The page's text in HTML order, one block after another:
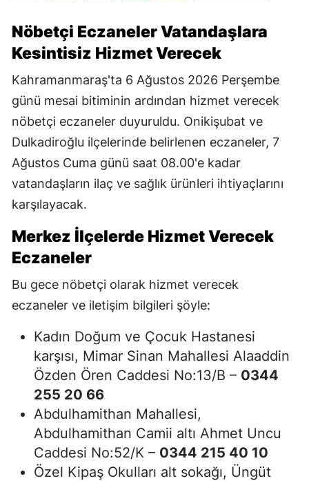
Nöbetçi Eczaneler Vatandaşlara
Kesintisiz Hizmet Verecek
Kahramanmaraş'ta 6 Ağustos 2026 Perşembe
günü mesai bitiminin ardından hizmet verecek
nöbetçi eczaneler duyuruldu. Onikişubat ve
Dulkadiroğlu ilçelerinde belirlenen eczaneler, 7
Ağustos Cuma günü saat 08.00'e kadar
vatandaşların ilaç ve sağlık ürünleri ihtiyaçlarını
karşılayacak.
Merkez İlçelerde Hizmet Verecek
Eczaneler
Bu gece nöbetçi olarak hizmet verecek
eczaneler ve iletişim bilgileri şöyle:
Kadın Doğum ve Çocuk Hastanesi
karşısı, Mimar Sinan Mahallesi Alaaddin
Özden Ören Caddesi No:13/B – 0344
255 20 66
Abdulhamithan Mahallesi,
Abdulhamithan Camii altı Ahmet Uncu
Caddesi No:52/K – 0344 215 40 10
Özel Kipaş Okulları alt sokağı, Üngüt